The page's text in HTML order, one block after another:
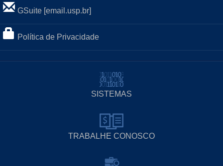
GSuite [email.usp.br]
Política de Privacidade
SISTEMAS
TRABALHE CONOSCO